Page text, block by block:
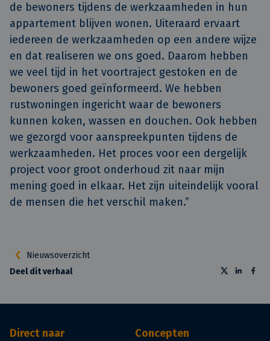
de bewoners tijdens de werkzaamheden in hun
appartement blijven wonen. Uiteraard ervaart
iedereen de werkzaamheden op een andere wijze
en dat realiseren we ons goed. Daarom hebben
we veel tijd in het voortraject gestoken en de
bewoners goed geïnformeerd. We hebben
rustwoningen ingericht waar de bewoners
kunnen koken, wassen en douchen. Ook hebben
we gezorgd voor aanspreekpunten tijdens de
werkzaamheden. Het proces voor een dergelijk
project voor groot onderhoud zit naar mijn
mening goed in elkaar. Het zijn uiteindelijk vooral
de mensen die het verschil maken.”
Nieuwsoverzicht
Deel dit verhaal
Direct naar Concepten